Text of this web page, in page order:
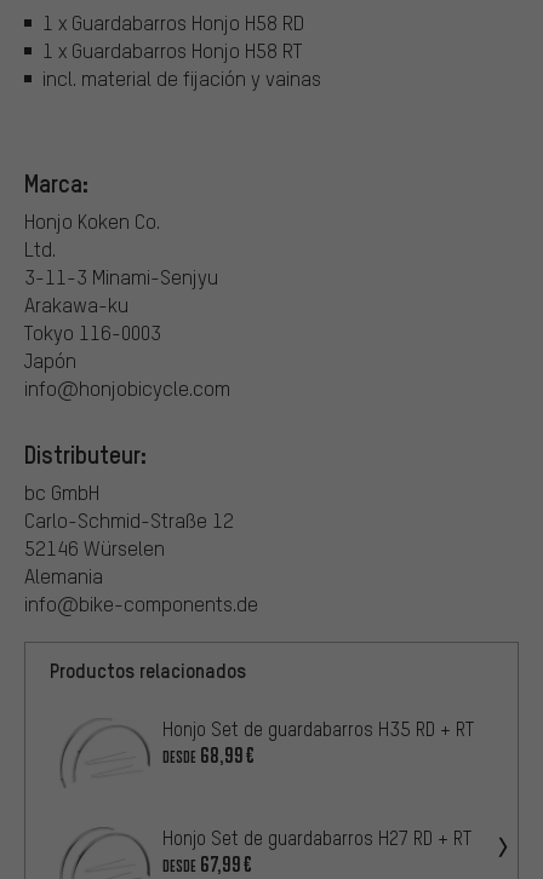
1 x Guardabarros Honjo H58 RD
1 x Guardabarros Honjo H58 RT
incl. material de fijación y vainas
Marca:
Honjo Koken Co.
Ltd.
3-11-3 Minami-Senjyu
Arakawa-ku
Tokyo 116-0003
Japón
info@honjobicycle.com
Distributeur:
bc GmbH
Carlo-Schmid-Straße 12
52146 Würselen
Alemania
info@bike-components.de
Productos relacionados
Honjo Set de guardabarros H35 RD + RT
DESDE 68,99€
Honjo Set de guardabarros H27 RD + RT
DESDE 67,99€